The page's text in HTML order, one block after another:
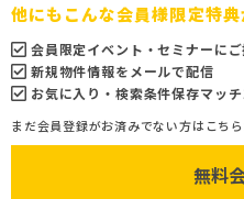
他にもこんな会員様限定特典
会員限定イベント・セミナーに
新規物件情報をメールで配信
お気に入り・検索条件保存マッ
まだ会員登録がお済みでない方はこちら
無料